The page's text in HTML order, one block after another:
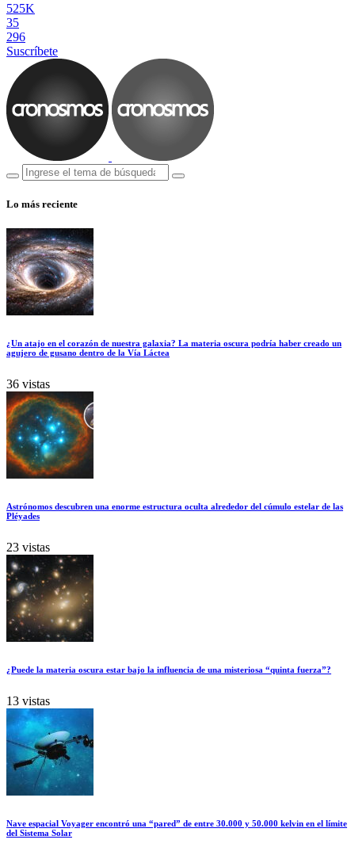
525K
35
296
Suscríbete
Lo más reciente
¿Un atajo en el corazón de nuestra galaxia? La materia oscura podría haber creado un
agujero de gusano dentro de la Vía Láctea
36 vistas
Astrónomos descubren una enorme estructura oculta alrededor del cúmulo estelar de las
Pléyades
23 vistas
¿Puede la materia oscura estar bajo la influencia de una misteriosa “quinta fuerza”?
13 vistas
Nave espacial Voyager encontró una “pared” de entre 30.000 y 50.000 kelvin en el límite
del Sistema Solar